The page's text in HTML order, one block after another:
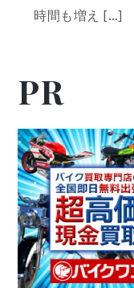
時間も増え […]
PR